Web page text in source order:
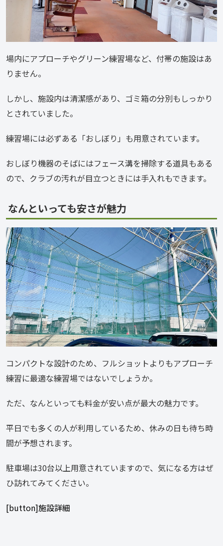
場内にアプローチやグリーン練習場など、付帯の施設はあ
りません。
しかし、施設内は清潔感があり、ゴミ箱の分別もしっかり
とされていました。
練習場には必ずある「おしぼり」も用意されています。
おしぼり機器のそばにはフェース溝を掃除する道具もある
ので、クラブの汚れが目立つときには手入れもできます。
なんといっても安さが魅力
コンパクトな設計のため、フルショットよりもアプローチ
練習に最適な練習場ではないでしょうか。
ただ、なんといっても料金が安い点が最大の魅力です。
平日でも多くの人が利用しているため、休みの日も待ち時
間が予想されます。
駐車場は30台以上用意されていますので、気になる方はぜ
ひ訪れてみてください。
[button]施設詳細